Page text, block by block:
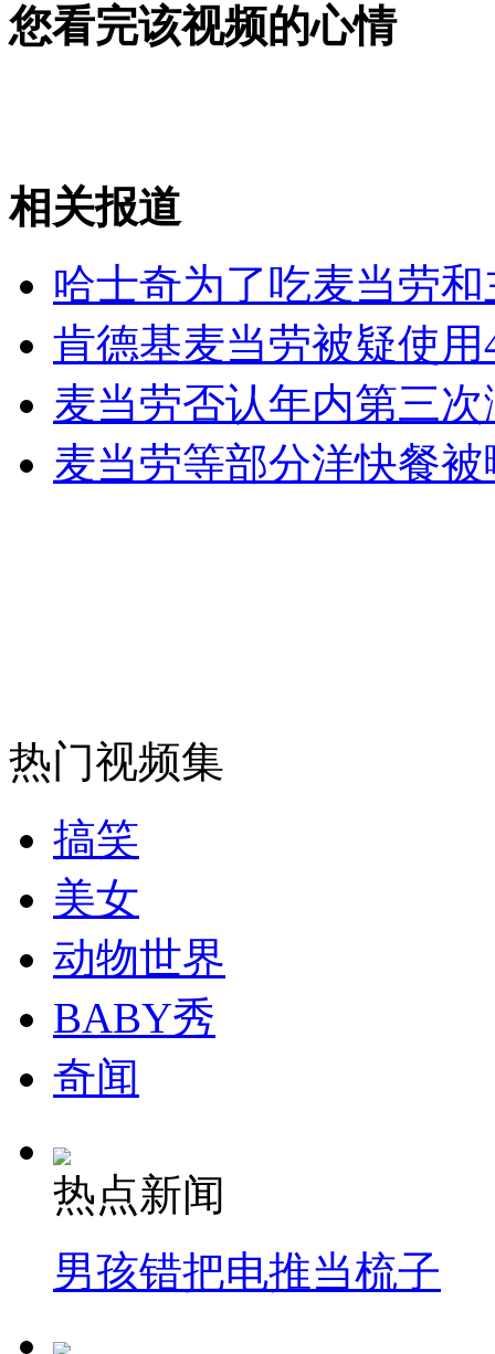
日渲染"中国威胁"加强海上保卫能力
山西运城恶犬咬伤多人 警民合力深夜将其击毙
女孩北京地铁殴打老人 痛下狠手拳打脚踢
无痛分娩是否安全 医生回应
走！跟着总书记去植树
消防员救轻生者 花炮节热闹非凡
纽约上演“枕头大战”
您看完该视频的心情
相关报道
哈士奇为了吃麦当劳
肯德基麦当劳被疑使
麦当劳否认年内第三次
麦当劳等部分洋快餐
热门视频集
搞笑
美女
动物世界
BABY秀
奇闻
热点新闻
男孩错把电推当梳子